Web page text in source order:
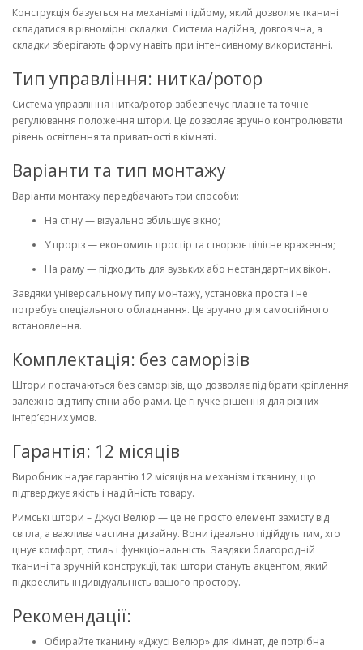
Конструкція базується на механізмі підйому, який дозволяє тканині
складатися в рівномірні складки. Система надійна, довговічна, а
складки зберігають форму навіть при інтенсивному використанні.
Тип управління: нитка/ротор
Система управління нитка/ротор забезпечує плавне та точне
регулювання положення штори. Це дозволяє зручно контролювати
рівень освітлення та приватності в кімнаті.
Варіанти та тип монтажу
Варіанти монтажу передбачають три способи:
На стіну— візуально збільшує вікно;
У проріз— економить простір та створює цілісне враження;
На раму— підходить для вузьких або нестандартних вікон.
Завдяки універсальному типу монтажу, установка проста і не
потребує спеціального обладнання. Це зручно для самостійного
встановлення.
Комплектація: без саморізів
Штори постачаються без саморізів, що дозволяє підібрати кріплення
залежно від типу стіни або рами. Це гнучке рішення для різних
інтер’єрних умов.
Гарантія: 12 місяців
Виробник надає гарантію 12 місяців на механізм і тканину, що
підтверджує якість і надійність товару.
Римські штори – Джусі Велюр — це не просто елемент захисту від
світла, а важлива частина дизайну. Вони ідеально підійдуть тим, хто
цінує комфорт, стиль і функціональність. Завдяки благородній
тканині та зручній конструкції, такі штори стануть акцентом, який
підкреслить індивідуальність вашого простору.
Рекомендації:
Обирайте тканину «Джусі Велюр» для кімнат, де потрібна